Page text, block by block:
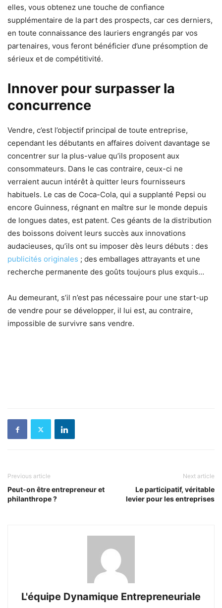
elles, vous obtenez une touche de confiance
supplémentaire de la part des prospects, car ces derniers,
en toute connaissance des lauriers engrangés par vos
partenaires, vous feront bénéficier d’une présomption de
sérieux et de compétitivité.
Innover pour surpasser la
concurrence
Vendre, c’est l’objectif principal de toute entreprise,
cependant les débutants en affaires doivent davantage se
concentrer sur la plus-value qu’ils proposent aux
consommateurs. Dans le cas contraire, ceux-ci ne
verraient aucun intérêt à quitter leurs fournisseurs
habituels. Le cas de Coca-Cola, qui a supplanté Pepsi ou
encore Guinness, régnant en maître sur le monde depuis
de longues dates, est patent. Ces géants de la distribution
des boissons doivent leurs succès aux innovations
audacieuses, qu’ils ont su imposer dès leurs débuts : des
publicités originales ; des emballages attrayants et une
recherche permanente des goûts toujours plus exquis…
Au demeurant, s’il n’est pas nécessaire pour une start-up
de vendre pour se développer, il lui est, au contraire,
impossible de survivre sans vendre.
Previous article
Peut-on être entrepreneur et
philanthrope ?
Next article
Le participatif, véritable
levier pour les entreprises
L'équipe Dynamique Entrepreneuriale